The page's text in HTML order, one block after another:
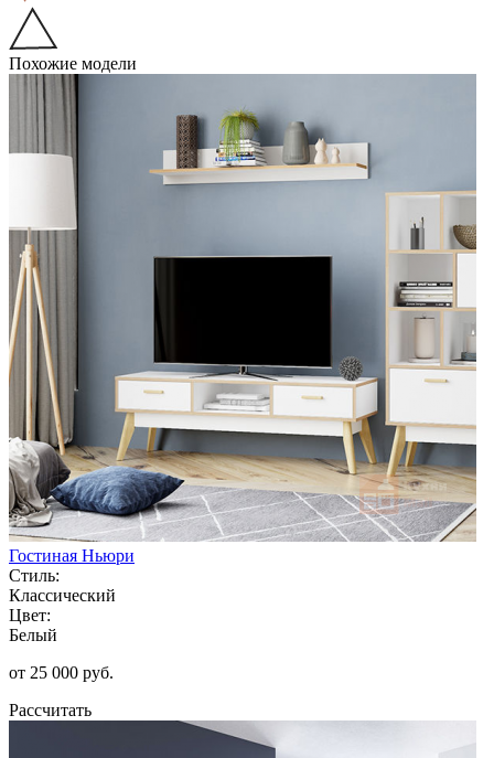
Похожие модели
Гостиная Ньюри
Стиль:
Классический
Цвет:
Белый
от 25 000 руб.
Рассчитать